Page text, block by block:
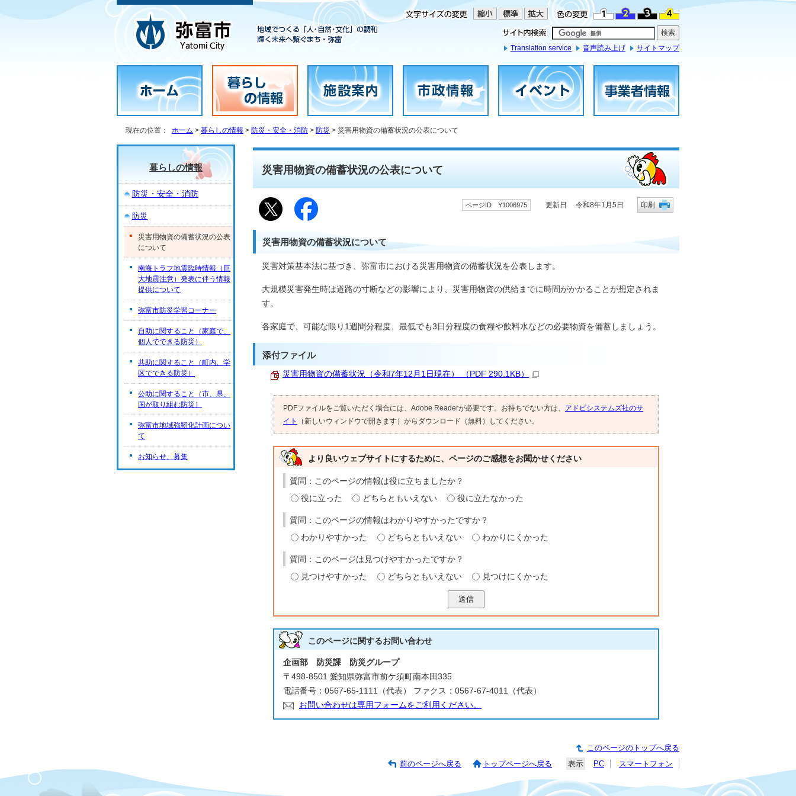
Translation service 音声読み上げ サイトマップ
現在の位置： ホーム > 暮らしの情報 > 防災・安全・消防 > 防災 > 災害用物資の備蓄状況の公表について
災害用物資の備蓄状況の公表について
ページID Y1006975 更新日 令和8年1月5日 印刷
災害用物資の備蓄状況について
災害対策基本法に基づき、弥富市における災害用物資の備蓄状況を公表します。
大規模災害発生時は道路の寸断などの影響により、災害用物資の供給までに時間がかかることが想定されま
す。
各家庭で、可能な限り1週間分程度、最低でも3日分程度の食糧や飲料水などの必要物資を備蓄しましょう。
添付ファイル
災害用物資の備蓄状況（令和7年12月1日現在） （PDF 290.1KB）
PDFファイルをご覧いただく場合には、Adobe Readerが必要です。お持ちでない方は、 アドビシステムズ社のサ
イト
（新しいウィンドウで開きます）からダウンロード（無料）してください。
より良いウェブサイトにするために、ページのご感想をお聞かせください
質問：このページの情報は役に立ちましたか？
役に立った
どちらともいえない 役に立たなかった
質問：このページの情報はわかりやすかったですか？
わかりやすかった
どちらともいえない わかりにくかった
質問：このページは見つけやすかったですか？
見つけやすかった
どちらともいえない 見つけにくかった
送信
このページに関するお問い合わせ
企画部 防災課 防災グループ
〒498-8501 愛知県弥富市前ケ須町南本田335
電話番号：0567-65-1111（代表） ファクス：0567-67-4011（代表）
お問い合わせは専用フォームをご利用ください。
暮らしの情報
防災・安全・消防
防災
災害用物資の備蓄状況の公表
について
南海トラフ地震臨時情報（巨
大地震注意）発表に伴う情報
提供について
弥富市防災学習コーナー
自助に関すること（家庭で、
個人でできる防災）
共助に関すること（町内、学
区でできる防災）
公助に関すること（市、県、
国が取り組む防災）
弥富市地域強靭化計画につい
て
お知らせ、募集
このページのトップへ戻る
前のページへ戻る
トップページへ戻る 表示 PC スマートフォン